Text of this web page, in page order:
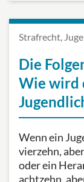
Strafrecht,
Die
Wie wird
Wenn ein
vierzehn,
oder ein
achtzehn,